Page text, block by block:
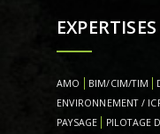
EXPERTISES
AMO BIM/CIM/TIM
ENVIRONNEMENT /
PAYSAGE
PILOTAGE